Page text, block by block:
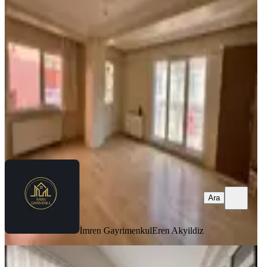
Küçükçekmece, Yeni Mahalle Mahallesi
2+1
80 m²·2. Kat· 25.07.2026
5.250.000 ₺ Yatırım Skoru Fırsat
İmren Gayrimenkul
İmren GayrimenkulEren Akyildiz
Ara
BALKONLU
Küçükçekmece Yeni Mahallede 3+1